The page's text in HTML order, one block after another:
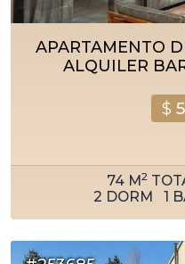
APARTAMENTO
ALQUILER
$
74M2
2 DORM 1